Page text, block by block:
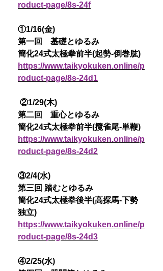
roduct-page/8s-24f
①1/16(金)
第一回 基礎とゆるみ
簡化24式太極拳前半(起勢-倒巻肱)
https://www.taikyokuken.online/p
roduct-page/8s-24d1
②1/29(木)
第二回 重心とゆるみ
簡化24式太極拳前半(攬雀尾-単鞭)
https://www.taikyokuken.online/p
roduct-page/8s-24d2
③2/4(水)
第三回 踏むとゆるみ
簡化24式太極拳後半(高探馬-下勢
独立)
https://www.taikyokuken.online/p
roduct-page/8s-24d3
④2/25(水)